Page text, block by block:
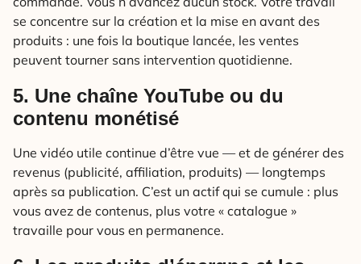
se concentre sur la création et la mise en avant des
produits : une fois la boutique lancée, les ventes
peuvent tourner sans intervention quotidienne.
5. Une chaîne YouTube ou du
contenu monétisé
Une vidéo utile continue d’être vue — et de générer des
revenus (publicité, affiliation, produits) — longtemps
après sa publication. C’est un actif qui se cumule : plus
vous avez de contenus, plus votre « catalogue »
travaille pour vous en permanence.